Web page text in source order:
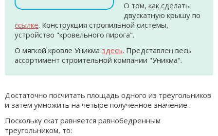
О том, как сделать
двускатную крышу по
ссылке. Конструкция стропильной системы,
устройство "кровельного пирога".
О мягкой кровле Уникма здесь. Представлен весь
ассортимент строительной компании "Уникма".
Достаточно посчитать площадь одного из треугольников
и затем умножить на четыре полученное значение .
Поскольку скат равняется равнобедренным
треугольником, то: